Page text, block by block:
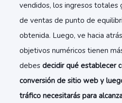
vendidos, los ingresos totales
de ventas de punto de
obtenida. Luego, ve hacia
objetivos numéricos tienen
debes decidir qué establecer
conversión de sitio web y
tráfico necesitarás para